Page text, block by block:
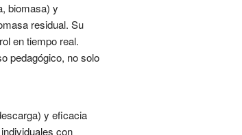
biomasa) y
residual. Su
en tiempo real.
pedagógico, no solo
y eficacia
con